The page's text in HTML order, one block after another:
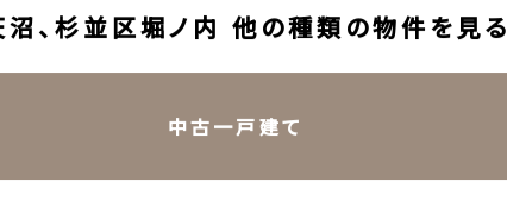
、杉並区堀ノ内 他の種類の物件を見る
中古一戸建て